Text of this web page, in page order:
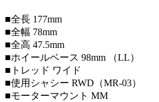
■全長 177mm
■全幅 78mm
■全高 47.5mm
■ホイールベース 98mm （LL）
■トレッド ワイド
■使用シャシー RWD（MR-03）
■モーターマウント MM